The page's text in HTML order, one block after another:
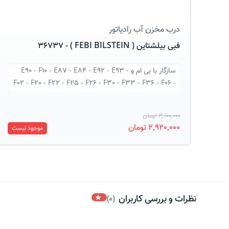
درب مخزن آب رادیاتور
فبی بیلشتاین ( FEBI BILSTEIN ) - 36737
سازگار با
بی ام و E90 - F10 - E87 - E84 - E92 - E93 -
F02 - F20 - F22 - F25 - F26 - F30 - F33 - F36 - F06 -
3,100,000 تومان
2,920,000 تومان موجود نیست
نظرات و بررسی کاربران (
0
)